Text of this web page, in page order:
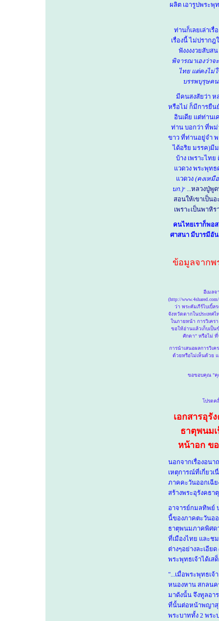
ผลิต เอารูปพระพุ
ท่านก็เลยเล่าเรื่
เรื่องนี้ ไม่ปราก
ฟังงงงวยสับส
พิจารณาเองว่าจ
ไทย แต่คงไม่
บรรพบุรุษค
มีคนสงสัยว่า ห
หรือไม่ ก็มีการยืน
อินเดีย แต่ท่าน
ท่าน บอกว่า ที่พ
ขาว ที่ท่านอยู่จำ
ได้อริย มรรค)มี
บ้าง เพราะไท
แวดวง พระพุทธ
แวดวง (คงเหมื
บก.)" ...หลวงปู่พู
สอนให้เขาเป็น
เพราะเป็นพาหิ
คนไทยเราก็พอ
ศาสนา มีบารมีอั
ข้อมูลจากพ
อีเมล
(http://
ว่า พระคัมภีร์ไบเบิ้ล
จังหวัดตากในประเทศไ
ในภายหน้า การวิเค
ขอให้อ่านแล้วเก็บเป็
ศักดา" หรือไม่
การนำเสนอผลการวิเ
ด้วยหรือไม่เห็นด้วย
ขอขอบคุณ "คุ
โปรดค
เอกสารอุรั
ธาตุพนม
หน้าอก ข
นอกจากเรื่องอน
เหตุการณ์ที่เกี่ยว
ภาคคะวันออกเฉีย
สร้างพระอุรังคธ
อาจารย์กมลทิพย์
นี้ของภาคตะวันอ
ธาตุพนมภาคพิศด
ที่เมืองไทย และช
ต่างๆอย่างละเอีย
พระพุทธเจ้าได้เส
"...เมื่อพระพุทธเจ้
หนองหาน สกลนค
มาดังนั้น จึงทูลอา
ที่นั้นต่อหน้าพญาสุ
พระบาททั้ง 2 พร